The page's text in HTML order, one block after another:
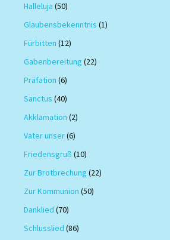
Halleluja (50)
Glaubensbekenntnis (1)
Fürbitten (12)
Gabenbereitung (22)
Präfation (6)
Sanctus (40)
Akklamation (2)
Vater unser(6)
Friedensgruß (10)
Zur Brotbrechung (22)
Zur Kommunion (50)
Danklied (70)
Schlusslied (86)